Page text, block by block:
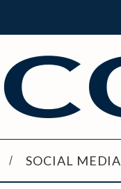
SOCIAL MEDIA